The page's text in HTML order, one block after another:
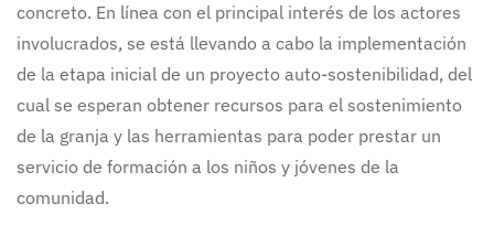
concreto. En línea con el principal interés de los actores
involucrados, se está llevando a cabo la implementación
de la etapa inicial de un proyecto auto-sostenibilidad, del
cual se esperan obtener recursos para el sostenimiento
de la granja y las herramientas para poder prestar un
servicio de formación a los niños y jóvenes de la
comunidad.